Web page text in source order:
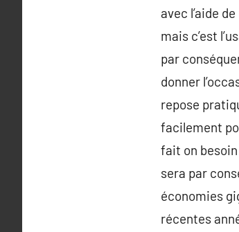
avec l’aide
mais c’est
par
donner
repose
facilement
fait on
sera par
économies
récentes